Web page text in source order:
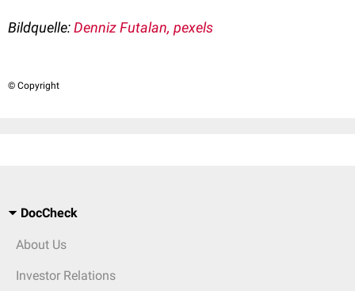
Bildquelle:Denniz Futalan, pexels
© Copyright
DocCheck
About Us
Investor Relations